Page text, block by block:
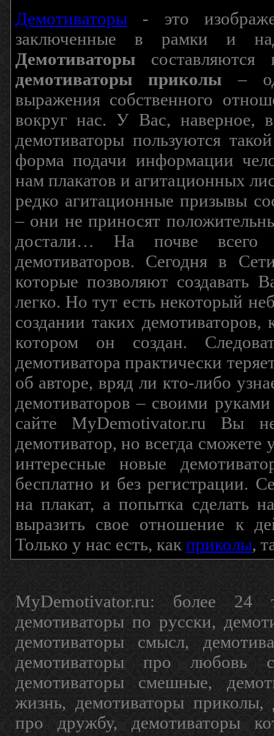
Демотиваторы- это
заключенные в рамки и
Демотиваторы составляются
демотиваторы приколы –
выражения собственного
вокруг нас. У Вас, наверное,
демотиваторы пользуются
форма подачи информации
нам плакатов и агитационных
редко агитационные призывы
– они не приносят
достали… На почве всего
демотиваторов. Сегодня в
которые позволяют создавать
легко. Но тут есть некоторый
создании таких
котором он создан.
демотиватора практически
об авторе, вряд ли кто-либо
демотиваторов – своими
сайте MyDemotivator.ru Вы
демотиватор, но всегда сможете
интересные новые
бесплатно и без регистрации.
на плакат, а попытка
выразить свое отношение к
Только у нас есть, как приколы,
MyDemotivator.ru: более 24
демотиваторы по русски,
демотиваторы смысл,
демотиваторы про любовь
демотиваторы смешные,
жизнь, демотиваторы приколы,
про дружбу, демотиваторы